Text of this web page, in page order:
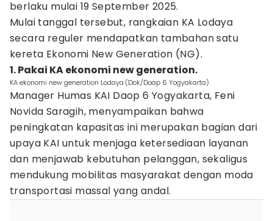
berlaku mulai 19 September 2025.
Mulai tanggal tersebut, rangkaian KA Lodaya
secara reguler mendapatkan tambahan satu
kereta Ekonomi New Generation (NG).
1. Pakai KA ekonomi new generation.
KA ekonomi new generation Lodaya.(Dok/Doap 6 Yogyakarta)
Manager Humas KAI Daop 6 Yogyakarta, Feni
Novida Saragih, menyampaikan bahwa
peningkatan kapasitas ini merupakan bagian dari
upaya KAI untuk menjaga ketersediaan layanan
dan menjawab kebutuhan pelanggan, sekaligus
mendukung mobilitas masyarakat dengan moda
transportasi massal yang andal.